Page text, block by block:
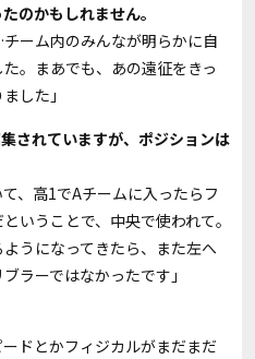
のかもしれません。
ーム内のみんなが明らかに自
。まあでも、あの遠征をきっ
した」
されていますが、ポジションは
、高1でAチームに入ったらフ
いうことで、中央で使われて。
うになってきたら、また左へ
ラーではなかったです」
ドとかフィジカルがまだまだ